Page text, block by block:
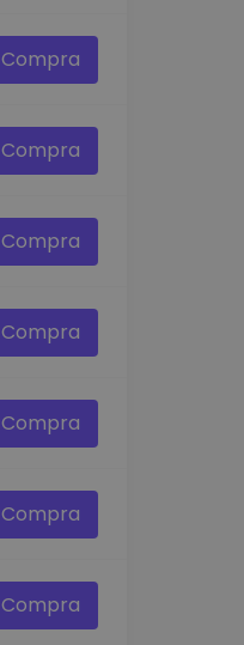
Compra
Compra
Compra
Compra
Compra
Compra
Compra